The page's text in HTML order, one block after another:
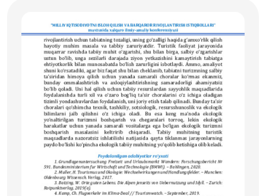
ривожлантиришнинг асосий йўналишлари белгилаб
берилган.